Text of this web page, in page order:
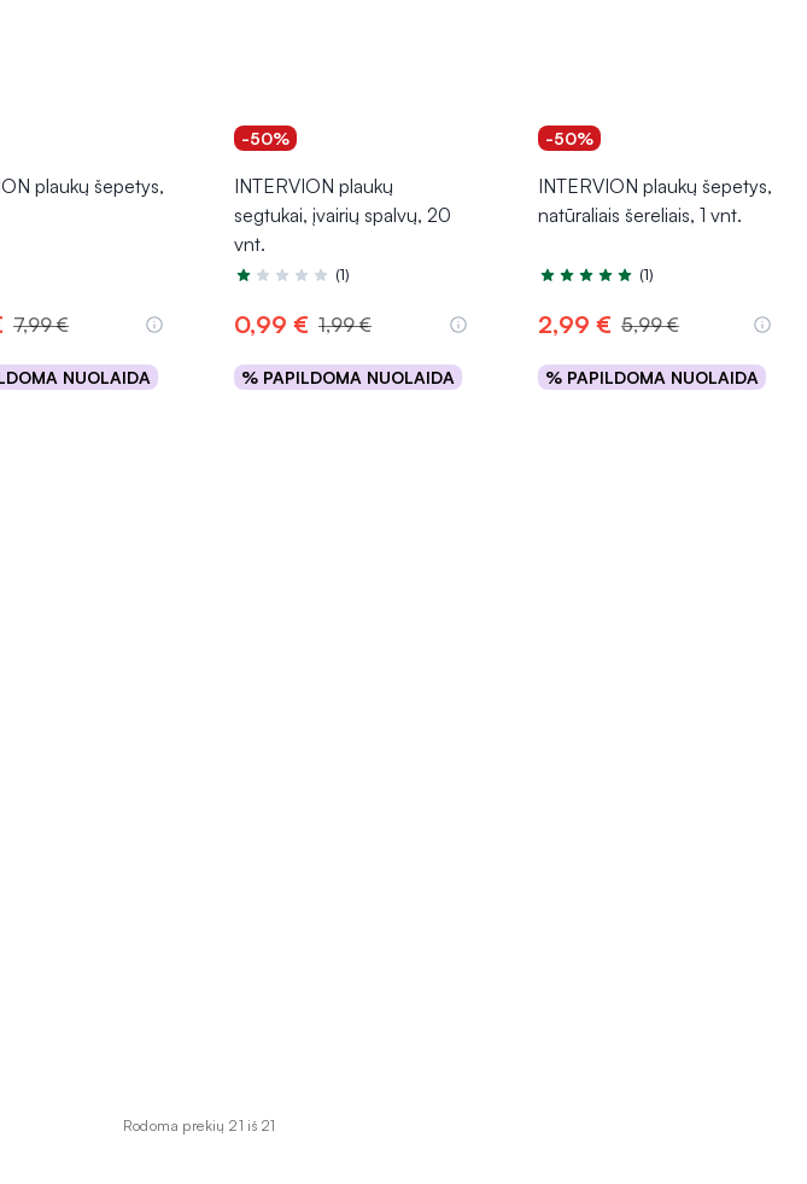
plaukų šepetys,
7,99 €
NUOLAIDA
krepšelį
-50%
INTERVION plaukų
segtukai, įvairių spalvų, 20
vnt.
Įvertinimas 1.0 iš 5
(1)
0,99 € 1,99 €
% PAPILDOMA NUOLAIDA
Į krepšelį
-50%
INTERVION plaukų šepetys,
natūraliais šereliais, 1 vnt.
Įvertinimas 5.0 iš 5
(1)
2,99 € 5,99 €
% PAPILDOMA NUOLAIDA
Į krepšelį
Rodoma prekių 21 iš 21